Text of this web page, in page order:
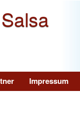
Impressum